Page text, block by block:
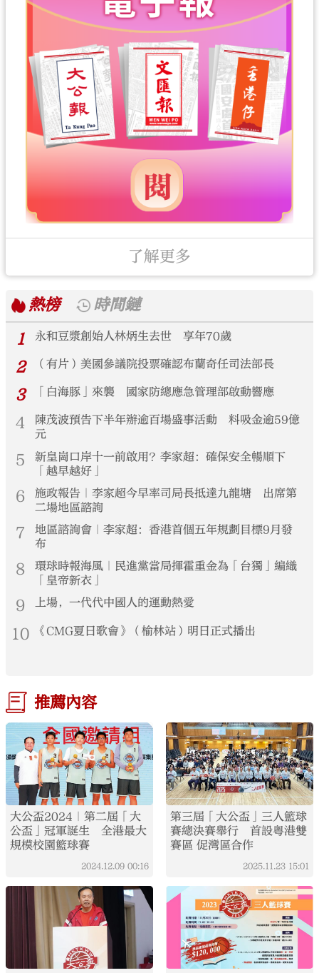
了解更多
熱榜
時間鏈
1
永和豆漿創始人林炳生去世 享年70歲
2 （有片）美國參議院投票確認布蘭奇任司法部長
3 「白海豚」來襲 國家防總應急管理部啟動響應
4
陳茂波預告下半年辦逾百場盛事活動 料吸金逾59億
元
5
新皇崗口岸十一前啟用？李家超：確保安全暢順下
「越早越好」
6
施政報告｜李家超今早率司局長抵達九龍塘 出席第
二場地區諮詢
7
地區諮詢會｜李家超：香港首個五年規劃目標9月發
布
8
環球時報海風｜民進黨當局揮霍重金為「台獨」編織
「皇帝新衣」
9 上場，一代代中國人的運動熱愛
10 《CMG夏日歌會》（榆林站）明日正式播出
推薦內容
大公盃2024｜第二屆「大
公盃」冠軍誕生 全港最大
規模校園籃球賽
2024.12.09 00:16
第三屆「大公盃」三人籃球
賽總決賽舉行 首設粵港雙
賽區 促灣區合作
2025.11.23 15:01